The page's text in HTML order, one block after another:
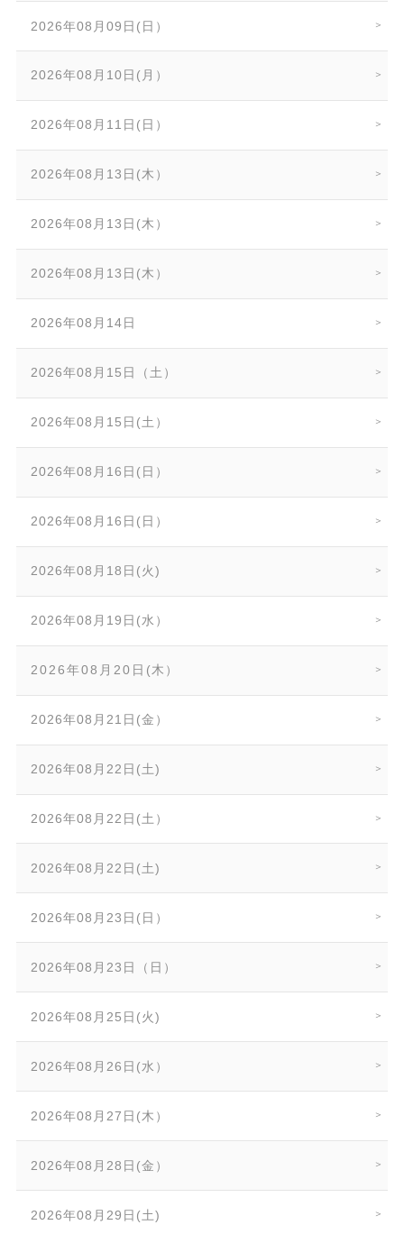
2026年08月09日(日）
2026年08月10日(月）
2026年08月11日(日）
2026年08月13日(木）
2026年08月13日(木）
2026年08月13日(木）
2026年08月14日
2026年08月15日（土）
2026年08月15日(土）
2026年08月16日(日）
2026年08月16日(日）
2026年08月18日(火)
2026年08月19日(水）
2026年08月20日(木）
2026年08月21日(金）
2026年08月22日(土)
2026年08月22日(土）
2026年08月22日(土)
2026年08月23日(日）
2026年08月23日（日）
2026年08月25日(火)
2026年08月26日(水）
2026年08月27日(木）
2026年08月28日(金）
2026年08月29日(土)